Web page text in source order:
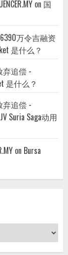
on 国
万令吉融资
是什么？
弃追偿 -
是什么？
弃追偿 -
Suria Saga动用
on Bursa